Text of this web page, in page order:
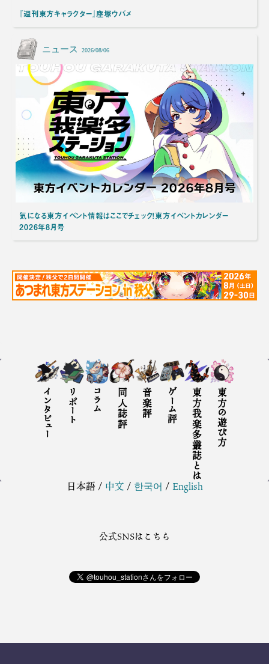
『週刊東方キャラクター』塵塚ウバメ
ニュース 2026/08/06
気になる東方イベント情報はここでチェック！東方イベントカレンダー
2026年8月号
インタビュー リポート コラム 同人誌評 音楽評 ゲーム評 東方我楽多叢誌とは 東方の遊び方
日本語/ 中文 / 한국어 / English
公式SNSはこちら